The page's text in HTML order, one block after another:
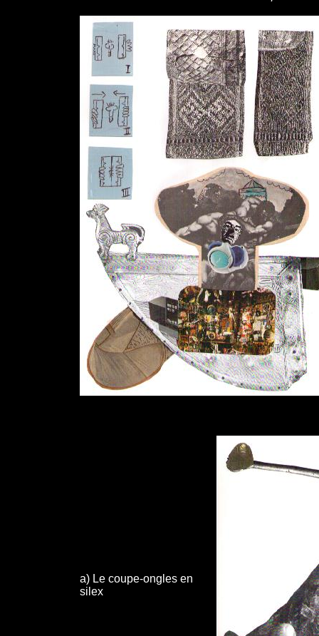
a) Le coupe-ongles en
silex